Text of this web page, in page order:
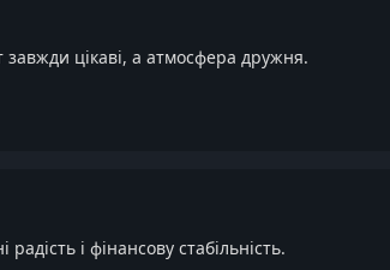
завжди цікаві, а атмосфера дружня.
і фінансову стабільність.